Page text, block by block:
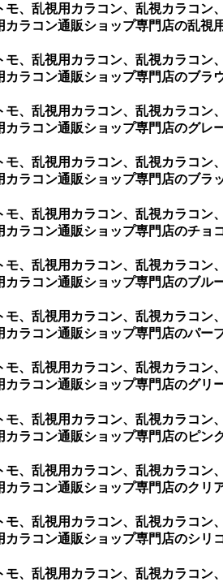
、乱視用カラコン、乱視カラコン
ラコン通販ショップ専門店の乱視
、乱視用カラコン、乱視カラコン
ラコン通販ショップ専門店のブラ
、乱視用カラコン、乱視カラコン
ラコン通販ショップ専門店のグレ
、乱視用カラコン、乱視カラコン
ラコン通販ショップ専門店のブラ
、乱視用カラコン、乱視カラコン
ラコン通販ショップ専門店のチョ
、乱視用カラコン、乱視カラコン
ラコン通販ショップ専門店のブル
、乱視用カラコン、乱視カラコン
ラコン通販ショップ専門店のパー
、乱視用カラコン、乱視カラコン
ラコン通販ショップ専門店のグリ
、乱視用カラコン、乱視カラコン
ラコン通販ショップ専門店のピン
、乱視用カラコン、乱視カラコン
ラコン通販ショップ専門店のクリ
、乱視用カラコン、乱視カラコン
ラコン通販ショップ専門店のシリ
、乱視用カラコン、乱視カラコン